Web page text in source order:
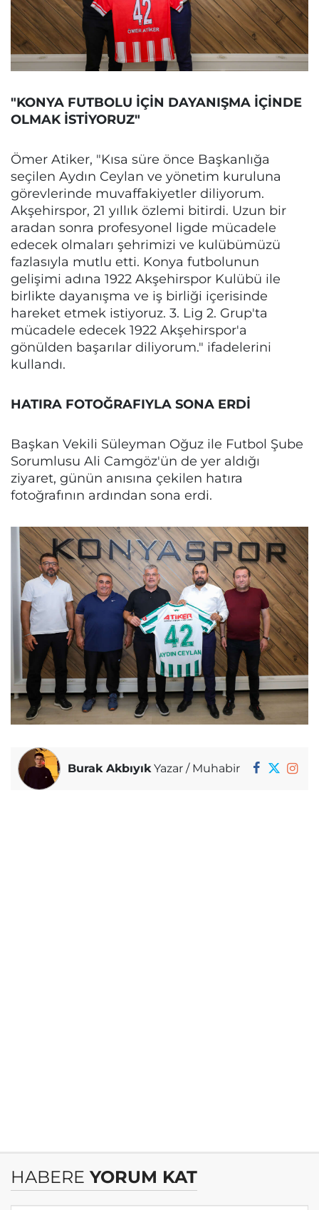
"KONYA FUTBOLU İÇİN DAYANIŞMA İÇİNDE
OLMAK İSTİYORUZ"
Ömer Atiker, "Kısa süre önce Başkanlığa
seçilen Aydın Ceylan ve yönetim kuruluna
görevlerinde muvaffakiyetler diliyorum.
Akşehirspor, 21 yıllık özlemi bitirdi. Uzun bir
aradan sonra profesyonel ligde mücadele
edecek olmaları şehrimizi ve kulübümüzü
fazlasıyla mutlu etti. Konya futbolunun
gelişimi adına 1922 Akşehirspor Kulübü ile
birlikte dayanışma ve iş birliği içerisinde
hareket etmek istiyoruz. 3. Lig 2. Grup'ta
mücadele edecek 1922 Akşehirspor'a
gönülden başarılar diliyorum." ifadelerini
kullandı.
HATIRA FOTOĞRAFIYLA SONA ERDİ
Başkan Vekili Süleyman Oğuz ile Futbol Şube
Sorumlusu Ali Camgöz'ün de yer aldığı
ziyaret, günün anısına çekilen hatıra
fotoğrafının ardından sona erdi.
Burak AkbıyıkYazar / Muhabir
HABERE YORUM KAT